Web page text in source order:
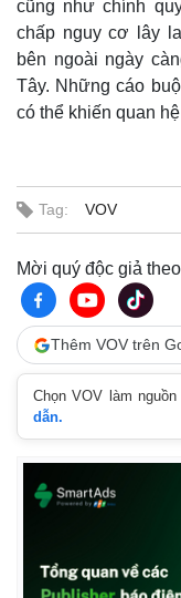
cũng như chính
chấp nguy cơ lây
bên ngoài ngày
Tây. Những cáo
có thể khiến quan
Tag: VOV
Mời quý độc giả
Thêm VOV trên
Chọn VOV làm
dẫn.